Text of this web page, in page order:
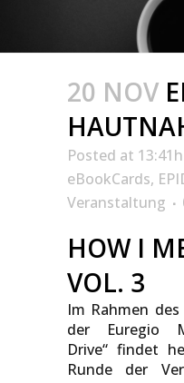
20 NOV
Posted at 13:41h
eBookCards,
Veranstaltung
HOW I
VOL. 3
Im Rahmen
der Euregio
Drive“ findet
Runde der